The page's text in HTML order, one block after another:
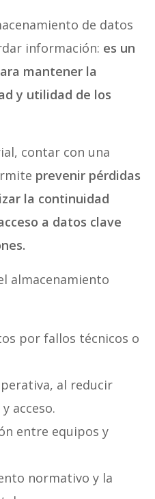
de datos
información: es un
mantener la
y utilidad de los
contar con una
prevenir pérdidas
la continuidad
a datos clave
almacenamiento
por fallos técnicos o
al reducir
acceso.
entre equipos y
normativo y la